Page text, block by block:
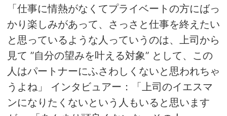
「仕事に情熱がなくてプライベートの方にばっ
かり楽しみがあって、さっさと仕事を終えたい
と思っているような人っていうのは、上司から
見て ”自分の望みを叶える対象” として、この
人はパートナーにふさわしくないと思われちゃ
うよね」 インタビュアー：「上司のイエスマ
ンになりたくないという人もいると思います